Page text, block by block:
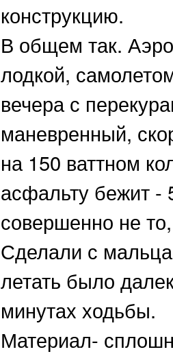
конструкцию.
В общем так.
лодкой,
вечера с
маневренный,
на 150 ваттном
асфальту бежит -
совершенно не
Сделали с
летать было
минутах ходьбы.
Материал-